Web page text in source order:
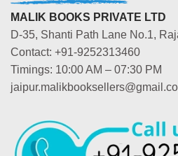
MALIK BOOKS PRIVATE LTD
D-35, Shanti Path Lane No.1,
Contact: +91-9252313460
Timings: 10:00 AM – 07:30 PM